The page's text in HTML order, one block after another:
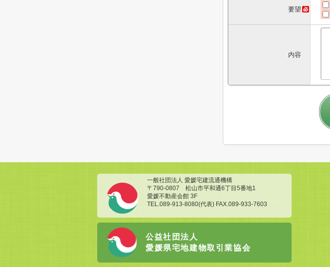
要望
内容
一般社団法人 愛媛宅建流通機構
〒790-0807 松山市平和通6丁目5番地1
愛媛不動産会館 3F
TEL.089-913-8080(代表) FAX.089-933-7603
公益社団法人
愛媛県宅地建物取引業協会